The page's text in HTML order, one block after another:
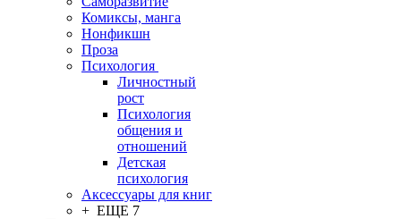
Комиксы, манга
Нонфикшн
Проза
Психология
Личностный
рост
Психология
общения и
отношений
Детская
психология
Аксессуары для книг
+ ЕЩЕ 7